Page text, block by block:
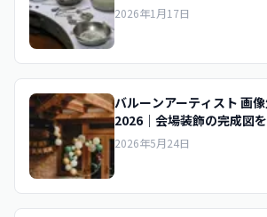
2026年1月17日
バルーンアーティスト 画
2026｜会場装飾の完成図
短
2026年5月24日